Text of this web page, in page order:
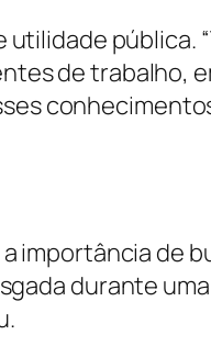
pública.
de trabalho,
importância de
durante